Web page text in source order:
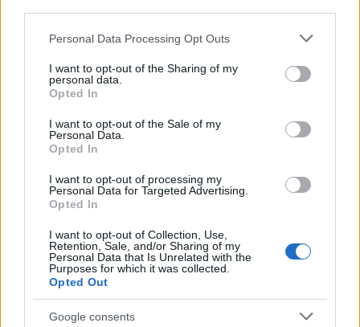
Please note that this website/app uses one or more Google
not limited to your visit or usage behaviour. You may click to
grant or deny consent to Google and its third-party tags to
use your data for below specified purposes in below Google
consent section.
Personal Data Processing Opt Outs
I want to opt-out of the Sharing of my
personal data.
Opted In
I want to opt-out of the Sale of my
Personal Data.
Opted In
I want to opt-out of processing my
Personal Data for Targeted Advertising.
Opted In
I want to opt-out of Collection, Use,
Retention, Sale, and/or Sharing of my
Personal Data that Is Unrelated with the
Purposes for which it was collected.
Opted Out
Google consents
Zugló Budapest közbeszerzés
Új vízáteresztő burkolatú parkolók épülnek Zuglóban
– helyben tartják a csapadékvizet
a XIV. kerületi Zsivora parkban. A beruházás számos
klímavédelmi megoldást is tartalmaz: a csapadékvíz helyben
Nem az üres, hanem az okosan működő
parkját